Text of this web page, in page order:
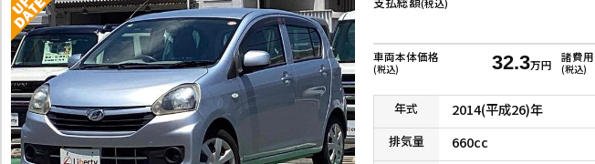
車両本体価格
(税込) 32.3万円
諸費用
(税込)
年式 2014(平成26)年
排気量 660cc